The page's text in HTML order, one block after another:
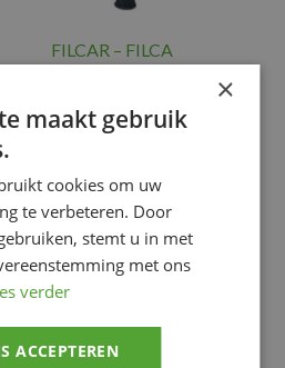
FILCAR – FILCA
HOSE REEL 7M
Gereedschap,
Voeg toe
×
maakt gebruik
cookies om uw
te verbeteren. Door
stemt u in met
met ons
verder
ACCEPTEREN